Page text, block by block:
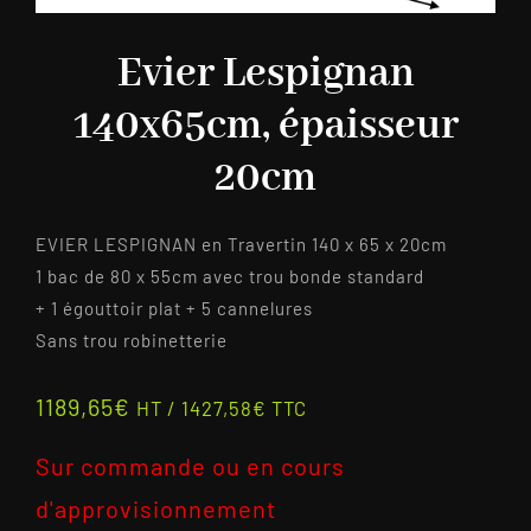
Evier Lespignan
140x65cm, épaisseur
20cm
EVIER LESPIGNAN en Travertin 140 x 65 x 20cm
1 bac de 80 x 55cm avec trou bonde standard
+ 1 égouttoir plat + 5 cannelures
Sans trou robinetterie
1189,65€ HT / 1427,58€ TTC
Sur commande ou en cours
d'approvisionnement